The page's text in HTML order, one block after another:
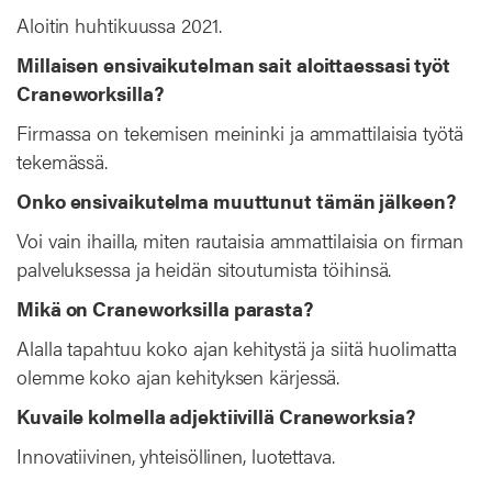
Aloitin huhtikuussa 2021.
Millaisen ensivaikutelman sait aloittaessasi työt
Craneworksilla?
Firmassa on tekemisen meininki ja ammattilaisia työtä
tekemässä.
Onko ensivaikutelma muuttunut tämän jälkeen?
Voi vain ihailla, miten rautaisia ammattilaisia on firman
palveluksessa ja heidän sitoutumista töihinsä.
Mikä on Craneworksilla parasta?
Alalla tapahtuu koko ajan kehitystä ja siitä huolimatta
olemme koko ajan kehityksen kärjessä.
Kuvaile kolmella adjektiivillä Craneworksia?
Innovatiivinen, yhteisöllinen, luotettava.